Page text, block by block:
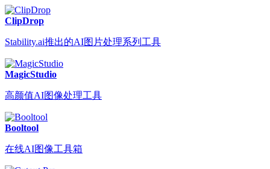
ClipDrop
Stability.ai推出的AI图片处理系列工具
MagicStudio
高颜值AI图像处理工具
Booltool
在线AI图像工具箱